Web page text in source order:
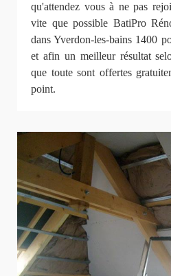
qu'attendez vous à ne pas
vite que possible BatiPro
dans Yverdon-les-bains 1400
et afin un meilleur résultat
que toute sont offertes
point.